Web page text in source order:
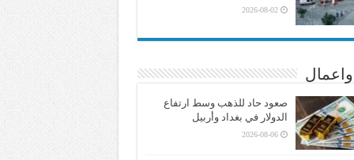
2026-08-02
صعود حاد للذهب وسط ارتفاع
الدولار في بغداد وأربيل
2026-08-06